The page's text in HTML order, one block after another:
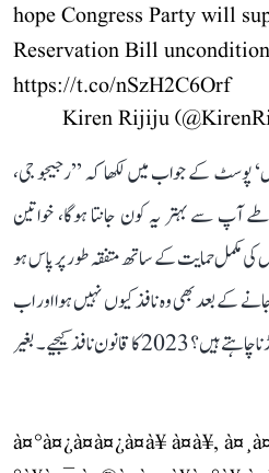
hope Congress Party will
Reservation Bill
https://t.co/nSzH2C6Orf
پوسٹ کے جواب میں لکھا کہ ’’رجیجو جی،
آپ سے بہتر یہ کون جانتا ہوگا، خواتین
ہی کانگریس کی مکمل حمایت کے ساتھ متفقہ طور پر پاس ہو
ہے کہ 3 سال گزر جانے کے بعد بھی وہ نافذ کیوں نہیں ہوا اور اب
آپ اسے حد بندی سے بلا وجہ کیوں جوڑنا چاہتے ہیں؟ 2023 کا قانون نافذ کیجیے۔ بغیر
à¤°à¤¿à¤à¤¿à¤à¥ à¤à¥,